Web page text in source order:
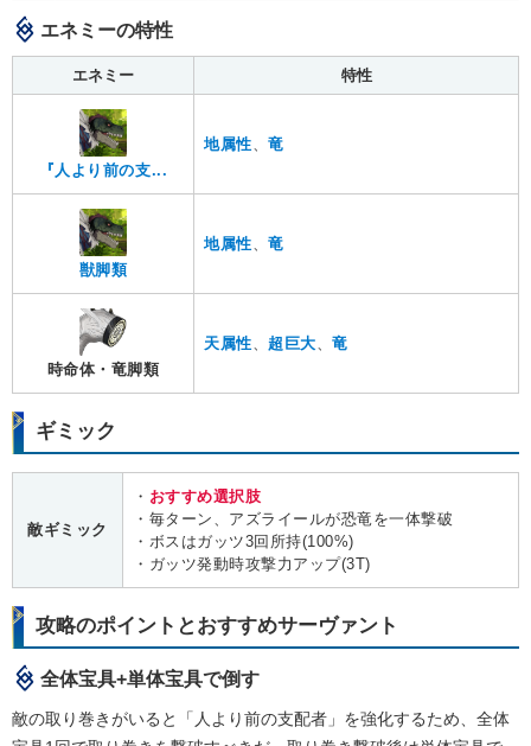
エネミーの特性
エネミー 特性
『人より前の支...
地属性、竜
獣脚類
地属性、竜
時命体・竜脚類
天属性、超巨大、竜
ギミック
敵ギミック
・ おすすめ選択肢
・毎ターン、アズライールが恐竜を一体撃破
・ボスはガッツ3回所持(100%)
・ガッツ発動時攻撃力アップ(3T)
攻略のポイントとおすすめサーヴァント
全体宝具+単体宝具で倒す
敵の取り巻きがいると「人より前の支配者」を強化するため、全体